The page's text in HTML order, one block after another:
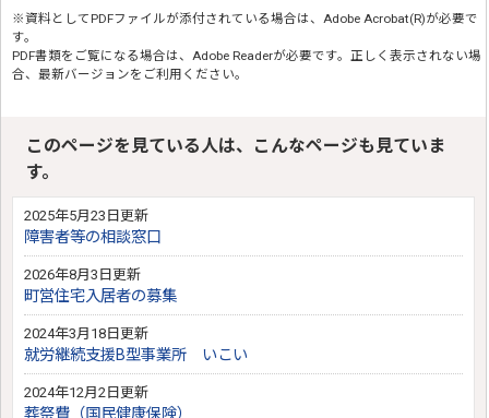
※資料としてPDFファイルが添付されている場合は、 Adobe Acrobat(R)が必要で
す。
PDF書類をご覧になる場合は、 Adobe Readerが必要です。正しく表示されない場
合、最新バージョンをご利用ください。
このページを見ている人は、こんなページも見ていま
す。
2025年5月23日更新
障害者等の相談窓口
2026年8月3日更新
町営住宅入居者の募集
2024年3月18日更新
就労継続支援B型事業所 いこい
2024年12月2日更新
葬祭費（国民健康保険）